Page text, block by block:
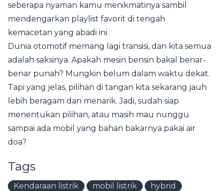
seberapa nyaman kamu menikmatinya sambil
mendengarkan playlist favorit di tengah
kemacetan yang abadi ini.
Dunia otomotif memang lagi transisi, dan kita semua
adalah saksinya. Apakah mesin bensin bakal benar-
benar punah? Mungkin belum dalam waktu dekat.
Tapi yang jelas, pilihan di tangan kita sekarang jauh
lebih beragam dan menarik. Jadi, sudah siap
menentukan pilihan, atau masih mau nunggu
sampai ada mobil yang bahan bakarnya pakai air
doa?
Tags
Kendaraan listrik mobil listrik
hybrid